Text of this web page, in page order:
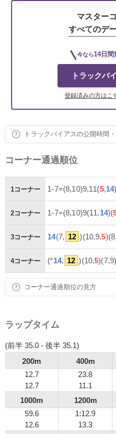
マスター
すべてのデ
今なら14日間
トラックバ
登録済みの方はこ
トラックバイアスの公開時間
コーナー通過順位
1コーナー 1-7=(8,10)9,11(5,14
2コーナー 1-7=(8,10)9(11,14)(
3コーナー 14(7, 12 )(10,9,5
4コーナー (*14, 12 )(10,5
コーナー通過順位の見方
ラップタイム
(前半 35.0 - 後半 35.1)
200m
400m
12.7
12.7
23.8
11.1
1000m
1200m
59.6
12.6
1:12.9
13.3